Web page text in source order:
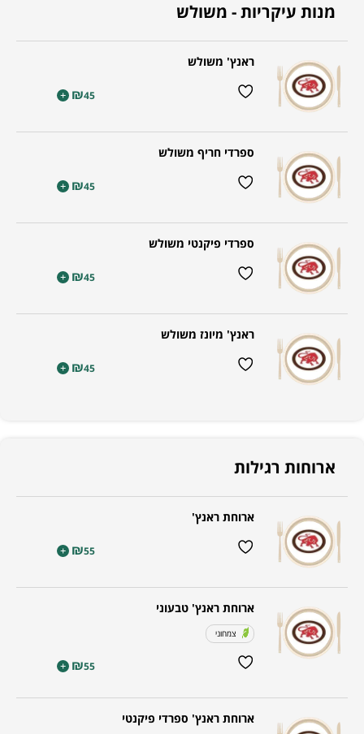
מנות עיקריות - משולש
ראנץ' משולש
₪45
+
ספרדי חריף משולש
₪45
+
ספרדי פיקנטי משולש
₪45
+
ראנץ' מיונז משולש
₪45
+
ארוחות רגילות
ארוחת ראנץ'
₪55
+
ארוחת ראנץ' טבעוני
צמחוני
₪55
+
ארוחת ראנץ' ספרדי פיקנטי